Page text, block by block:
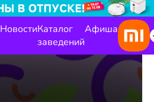
НовостиКаталог
заведений
Афиша